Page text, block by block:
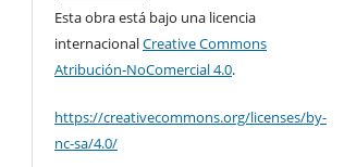
Esta obra está bajo una licencia
internacionalCreative Commons
Atribución-NoComercial 4.0.
https://creativecommons.org/licenses/by-
nc-sa/4.0/